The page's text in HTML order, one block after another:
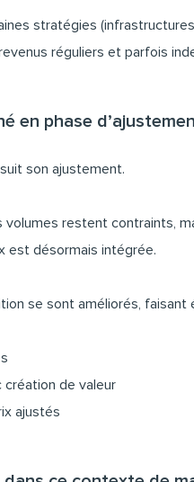
stratégies
réguliers et parfois
en phase
son ajustement.
volumes restent contraints,
est désormais intégrée.
se sont améliorés,
de valeur
ajustés